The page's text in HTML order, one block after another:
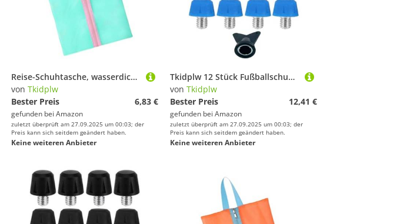
Reise-Schuhtasche, wasserdicht, Organizer, staubdichte Aufbewahrung, Reißverschluss, Tasche für Fitnessstudio, Wandern, Camping, staubdichte Schuhe, Aufbewahrung, Organizer, wasserdicht, g
von Tkidplw
Bester Preis
6,83 €
gefunden bei Amazon
zuletzt überprüft am 27.09.2025 um 00:03; der
Preis kann sich seitdem geändert haben.
Keine weiteren Anbieter
Tkidplw 12 Stück Fußballschuh-Stollen, Fußball-Spikes, 6 mm Gewinde, Stollen, Schraubstollen, langlebige Spikes
von Tkidplw
Bester Preis
12,41 €
gefunden bei Amazon
zuletzt überprüft am 27.09.2025 um 00:03; der
Preis kann sich seitdem geändert haben.
Keine weiteren Anbieter